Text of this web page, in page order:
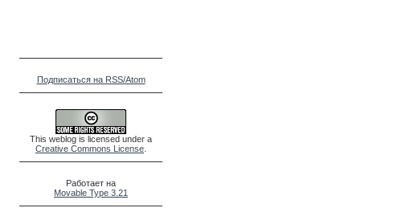
Подписаться на RSS/Atom
This weblog is licensed under a
Creative Commons License
Работает на
Movable Type 3.21